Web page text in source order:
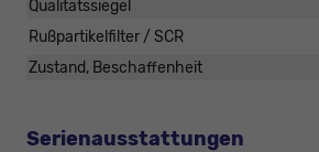
Qualitätssiegel
Rußpartikelfilter / SCR
Zustand, Beschaffenheit
Serienausstattungen